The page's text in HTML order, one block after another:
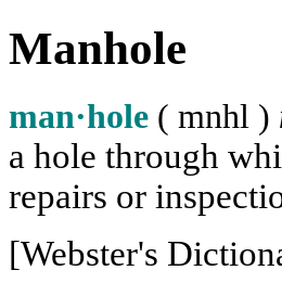
Manhole
man·hole ( mnhl )
a hole through
repairs or
[Webster's